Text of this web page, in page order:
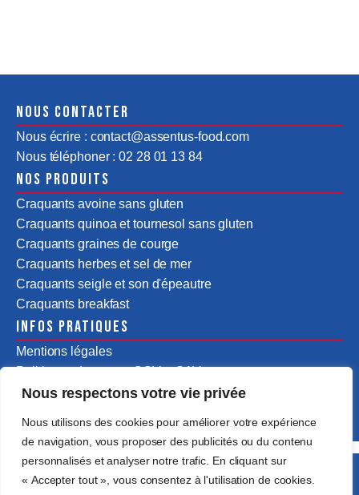
Nous respectons votre vie privée
Nous utilisons des cookies pour améliorer votre expérience
de navigation, vous proposer des publicités ou du contenu
personnalisés et analyser notre trafic. En cliquant sur
« Accepter tout », vous consentez à l'utilisation de cookies.
Nous contacter
Nous écrire : contact@assentus-food.com
Nous téléphoner : 02 28 01 13 84
Nos produits
Craquants avoine sans gluten
Craquants quinoa et tournesol sans gluten
Craquants graines de courge
Craquants herbes et sel de mer
Craquants seigle et son d'épeautre
Craquants breakfast
Infos pratiques
Mentions légales
Politiques de ventes CGV & SAV
Tous droits réservés @2025 Assentus Food by